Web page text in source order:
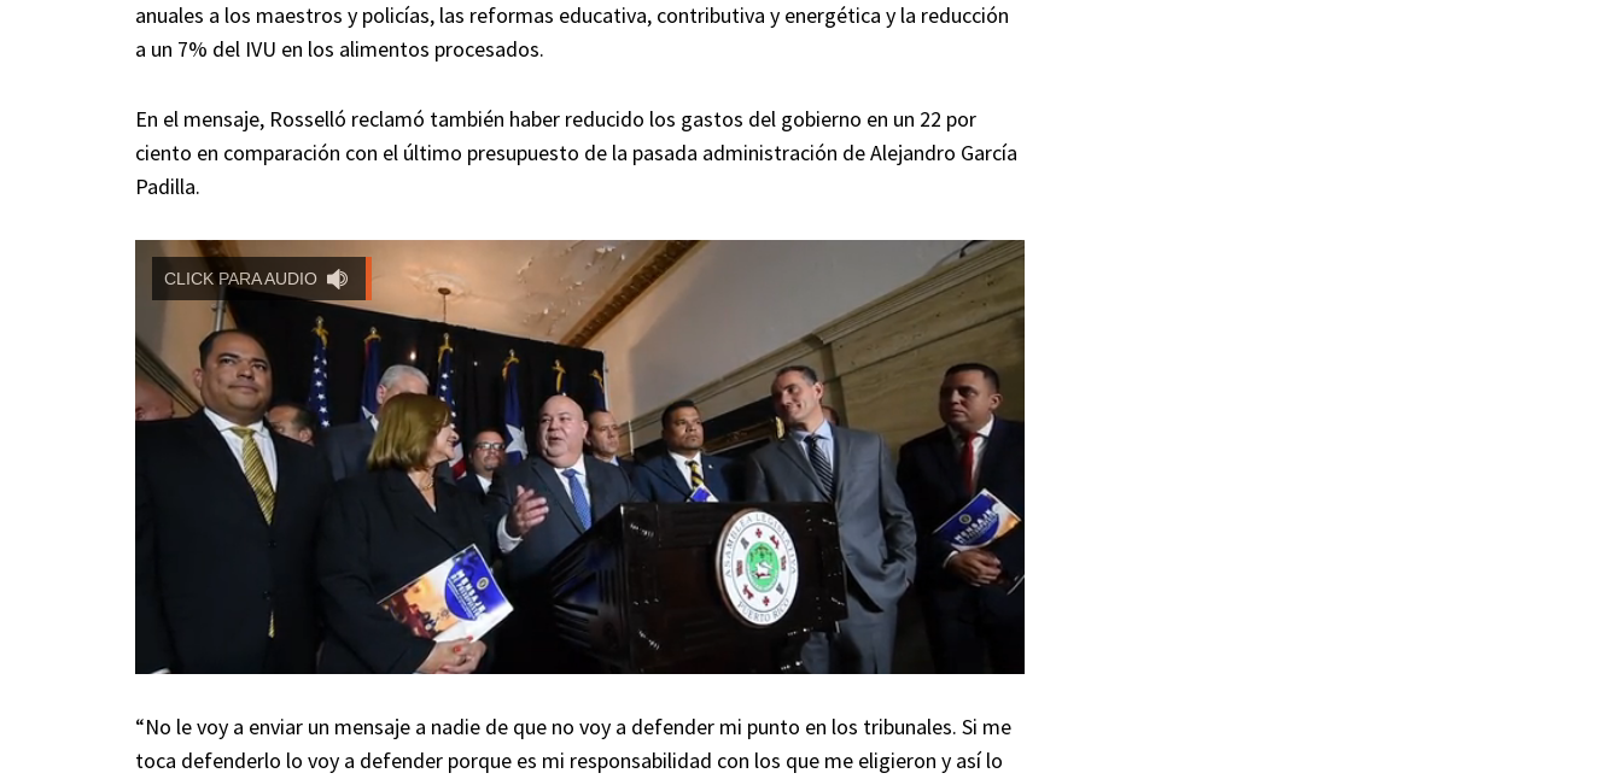
anuales a los maestros y policías, las reformas educativa, contributiva y energética y la reducción
a un 7% del IVU en los alimentos procesados.
En el mensaje, Rosselló reclamó también haber reducido los gastos del gobierno en un 22 por
ciento en comparación con el último presupuesto de la pasada administración de Alejandro García
Padilla.
“No le voy a enviar un mensaje a nadie de que no voy a defender mi punto en los tribunales. Si me
toca defenderlo lo voy a defender porque es mi responsabilidad con los que me eligieron y así lo